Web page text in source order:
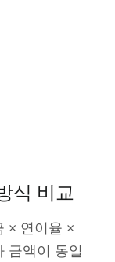
식 비교
× 연이율 ×
금액이 동일